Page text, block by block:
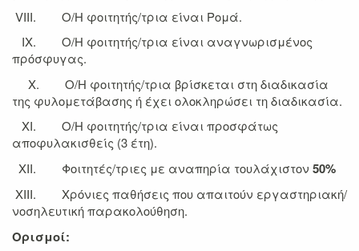
VIII. Ο/Η φοιτητής/τρια είναι Ρομά.
IX. Ο/Η φοιτητής/τρια είναι αναγνωρισμένος
πρόσφυγας.
X. Ο/Η φοιτητής/τρια βρίσκεται στη διαδικασία
της φυλομετάβασης ή έχει ολοκληρώσει τη διαδικασία.
XI. Ο/Η φοιτητής/τρια είναι προσφάτως
αποφυλακισθείς (3 έτη).
XII. Φοιτητές/τριες με αναπηρία τουλάχιστον 50%
XIII. Χρόνιες παθήσεις που απαιτούν εργαστηριακή/
νοσηλευτική παρακολούθηση.
Ορισμοί: